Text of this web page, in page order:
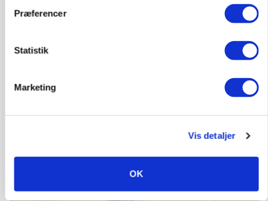
Præferencer
Statistik
Marketing
Vis detaljer
OK
Svineproducenter kalder Danish Crowns pris en